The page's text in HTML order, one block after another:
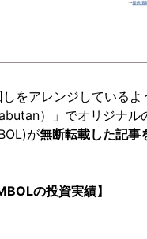
をアレンジしているよ
）」でオリジナ
が無断転載した記事
の投資実績】